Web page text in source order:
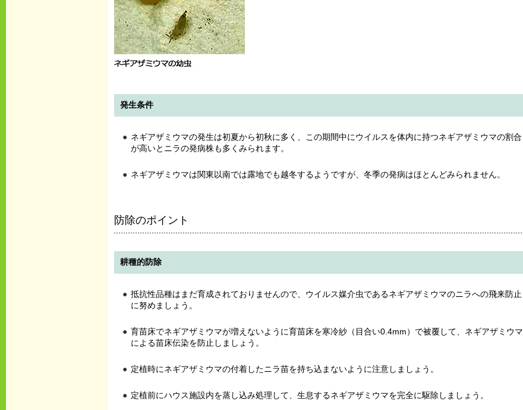
発生条件
ネギアザミウマの発生は初夏から初秋に多く、この期間中にウイルスを体内に持つネギアザミウマの割合
が高いとニラの発病株も多くみられます。
ネギアザミウマは関東以南では露地でも越冬するようですが、冬季の発病はほとんどみられません。
防除のポイント
耕種的防除
抵抗性品種はまだ育成されておりませんので、ウイルス媒介虫であるネギアザミウマのニラへの飛来防止
に努めましょう。
育苗床でネギアザミウマが増えないように育苗床を寒冷紗（目合い0.4mm）で被覆して、ネギアザミウマ
による苗床伝染を防止しましょう。
定植時にネギアザミウマの付着したニラ苗を持ち込まないように注意しましょう。
定植前にハウス施設内を蒸し込み処理して、生息するネギアザミウマを完全に駆除しましょう。